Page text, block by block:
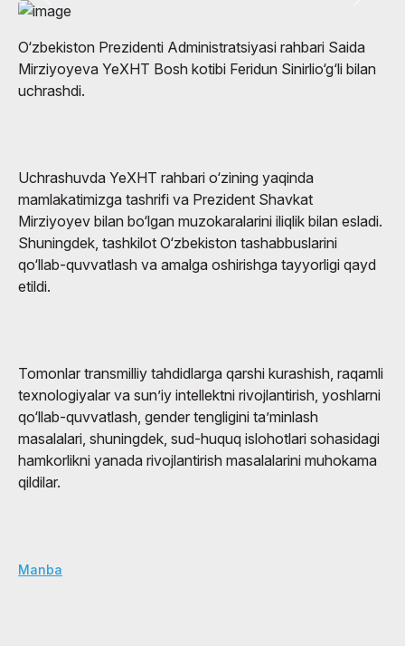
O‘zbekiston Prezidenti Administratsiyasi rahbari Saida
Mirziyoyeva YeXHT Bosh kotibi Feridun Sinirlio‘g‘li bilan
uchrashdi.
Uchrashuvda YeXHT rahbari o‘zining yaqinda
mamlakatimizga tashrifi va Prezident Shavkat
Mirziyoyev bilan bo‘lgan muzokaralarini iliqlik bilan esladi.
Shuningdek, tashkilot O‘zbekiston tashabbuslarini
qo‘llab-quvvatlash va amalga oshirishga tayyorligi qayd
etildi.
Tomonlar transmilliy tahdidlarga qarshi kurashish, raqamli
texnologiyalar va sun’iy intellektni rivojlantirish, yoshlarni
qo‘llab-quvvatlash, gender tengligini ta’minlash
masalalari, shuningdek, sud-huquq islohotlari sohasidagi
hamkorlikni yanada rivojlantirish masalalarini muhokama
qildilar.
Manba